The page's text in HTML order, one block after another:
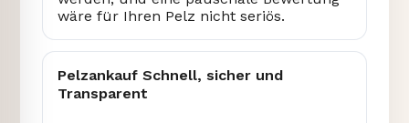
wäre für Ihren Pelz nicht seriös.
Pelzankauf Schnell, sicher und
Transparent